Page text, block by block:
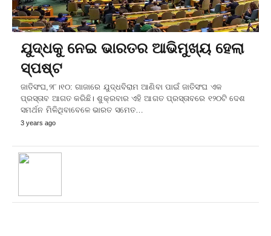
ଯୁଦ୍ଧକୁ ନେଇ ଭାରତର ଆଭିମୁଖ୍ୟ ହେଲା
ସ୍ପଷ୍ଟ
ଜାତିସଂଘ,୨୮।୧୦: ଗାଜାରେ ଯୁଦ୍ଧବିରାମ ଆଣିବା ପାଇଁ ଜାତିସଂଘ ଏକ
ପ୍ରସ୍ତାବ ଆଗତ କରିଛି। ଶୁକ୍ରବାର ଏହି ଆଗତ ପ୍ରସ୍ତାବରେ ୧୨୦ଟି ଦେଶ
ସମର୍ଥନ ମିଳିଥିବାବେଳେ ଭାରତ ସମେତ…
3 years ago